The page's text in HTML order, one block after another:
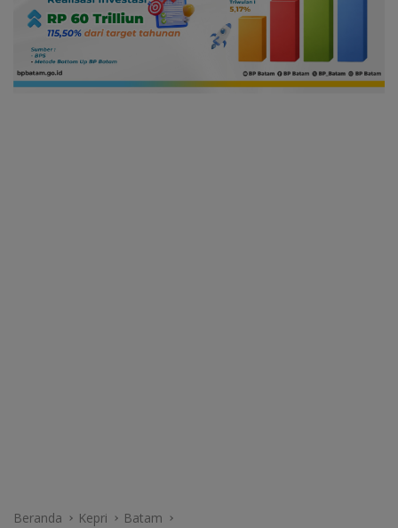
Beranda Kepri Batam